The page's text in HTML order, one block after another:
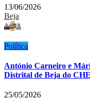
13/06/2026
Beja
Política
António Carneiro e
Distrital de Beja do
25/05/2026